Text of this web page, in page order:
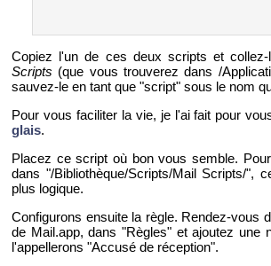
Co­piez l'un de ces deux scripts et
Scripts (que vous trou­ve­rez dans /
sau­vez-le en tant que "script" sous le nom
Pour vous fa­ci­li­ter la vie, je l'ai fait pour
glais.
Pla­cez ce script où bon vous semble.
dans "/Bi­blio­thèque/Scripts/Mail Scripts/",
plus lo­gique.
Confi­gu­rons en­suite la règle. Ren­dez-vous
de Mail.​app, dans "Règles" et ajou­tez une
l'ap­pel­le­rons "Ac­cusé de ré­cep­tion".